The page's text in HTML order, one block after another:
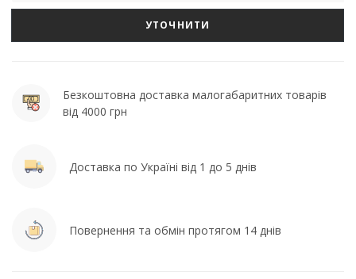
УТОЧНИТИ
Безкоштовна доставка малогабаритних товарів
від 4000 грн
Доставка по Україні від 1 до 5 днів
Повернення та обмін протягом 14 днів